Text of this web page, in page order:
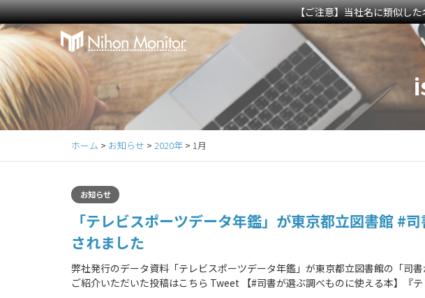
【ご注意】当社名に類似し
Primary
Menu
S
i
p
t
o
c
ホーム > お知らせ > 2020年 > 1月
お知らせ
「テレビスポーツデータ年鑑」が東京都立図書館 #
されました
弊社発行のデータ資料「テレビスポーツデータ年鑑」が東京都立図書館の「司
ご紹介いただいた投稿はこちら Tweet 【#司書が選ぶ調べものに使える本】『